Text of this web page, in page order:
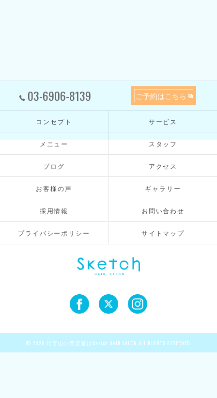
03-6906-8139 ご予約はこちら
コンセプト サービス
メニュー スタッフ
ブログ アクセス
お客様の声 ギャラリー
採用情報 お問い合わせ
プライバシーポリシー サイトマップ
© 2026 代官山の美容室はSketch HAIR SALON ALL RIGHTS RESERVED.